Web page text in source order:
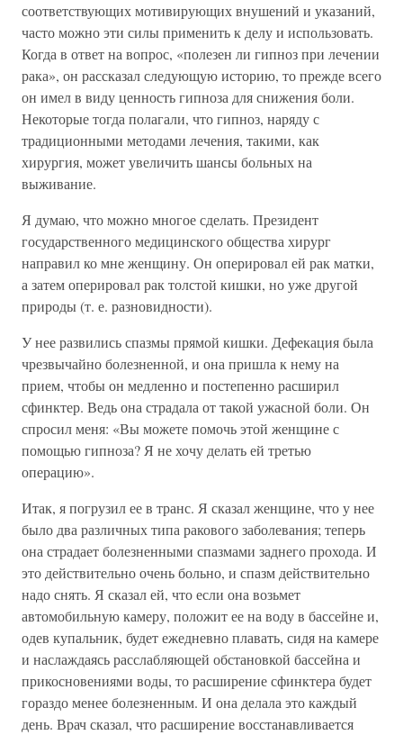
соответствующих мотивирующих внушений и указаний,
часто можно эти силы применить к делу и использовать.
Когда в ответ на вопрос, «полезен ли гипноз при лечении
рака», он рассказал следующую историю, то прежде всего
он имел в виду ценность гипноза для снижения боли.
Некоторые тогда полагали, что гипноз, наряду с
традиционными методами лечения, такими, как
хирургия, может увеличить шансы больных на
выживание.
Я думаю, что можно многое сделать. Президент
государственного медицинского общества хирург
направил ко мне женщину. Он оперировал ей рак матки,
а затем оперировал рак толстой кишки, но уже другой
природы (т. е. разновидности).
У нее развились спазмы прямой кишки. Дефекация была
чрезвычайно болезненной, и она пришла к нему на
прием, чтобы он медленно и постепенно расширил
сфинктер. Ведь она страдала от такой ужасной боли. Он
спросил меня: «Вы можете помочь этой женщине с
помощью гипноза? Я не хочу делать ей третью
операцию».
Итак, я погрузил ее в транс. Я сказал женщине, что у нее
было два различных типа ракового заболевания; теперь
она страдает болезненными спазмами заднего прохода. И
это действительно очень больно, и спазм действительно
надо снять. Я сказал ей, что если она возьмет
автомобильную камеру, положит ее на воду в бассейне и,
одев купальник, будет ежедневно плавать, сидя на камере
и наслаждаясь расслабляющей обстановкой бассейна и
прикосновениями воды, то расширение сфинктера будет
гораздо менее болезненным. И она делала это каждый
день. Врач сказал, что расширение восстанавливается